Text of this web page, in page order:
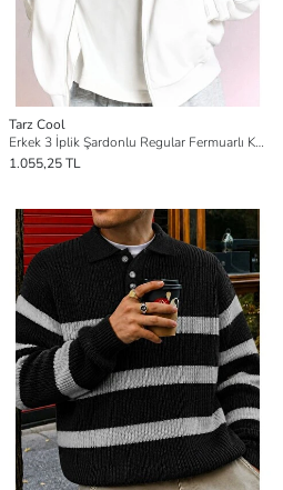
Tarz Cool
Erkek 3 İplik Şardonlu Regular Fermuarlı Kapüşonlu Sweatshirt – Kalın Kışlık Hoodie
1.055,25 TL